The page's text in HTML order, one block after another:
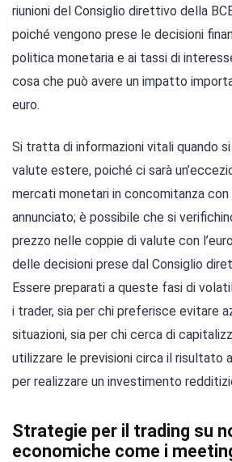
riunioni del Consiglio direttivo della
poiché vengono prese le decisioni
politica monetaria e ai tassi di
cosa che può avere un impatto
euro.
Si tratta di informazioni vitali quando
valute estere, poiché ci sarà
mercati monetari in concomitanza
annunciato; è possibile che si
prezzo nelle coppie di valute con
delle decisioni prese dal Consiglio
Essere preparati a queste fasi di
i trader, sia per chi preferisce evitare
situazioni, sia per chi cerca di
utilizzare le previsioni circa il risultato
per realizzare un investimento
Strategie per il trading su
economiche come i